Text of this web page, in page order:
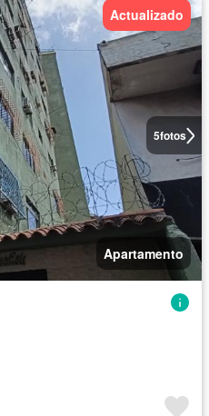
5fotos
Actualizado
Apartamento